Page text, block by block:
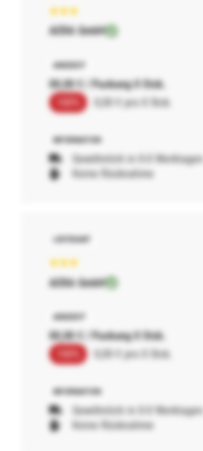
AERA GmbH
00,00 € / Packung 0 Stck.
0,00 € pro 0 Stck.
Gewöhnlich in 0-0 Werktagen
Keine Rücknahme
AERA GmbH
00,00 € / Packung 0 Stck.
0,00 € pro 0 Stck.
Gewöhnlich in 0-0 Werktagen
Keine Rücknahme